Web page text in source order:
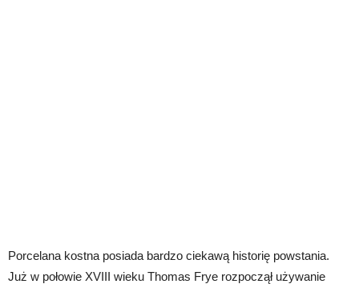
Porcelana kostna posiada bardzo ciekawą historię powstania.
Już w połowie XVIII wieku Thomas Frye rozpoczął używanie